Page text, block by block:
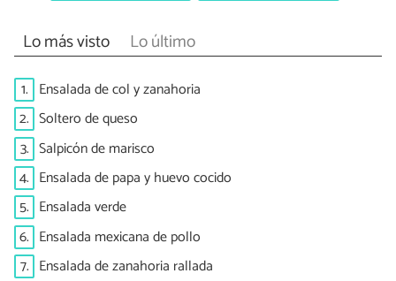
Lo más visto Lo último
1. Ensalada de col y zanahoria
2. Soltero de queso
3. Salpicón de marisco
4. Ensalada de papa y huevo cocido
5. Ensalada verde
6. Ensalada mexicana de pollo
7. Ensalada de zanahoria rallada